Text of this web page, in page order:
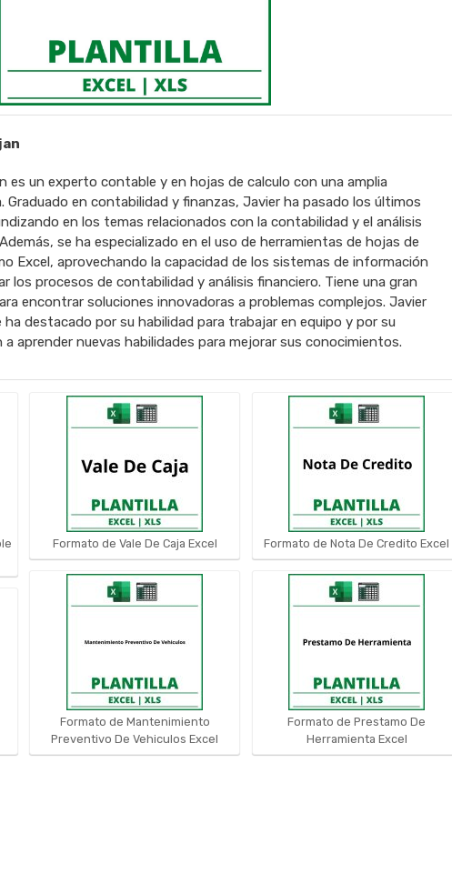
es un experto contable y en hojas de calculo con una amplia
Graduado en contabilidad y finanzas, Javier ha pasado los últimos
en los temas relacionados con la contabilidad y el análisis
se ha especializado en el uso de herramientas de hojas de
Excel, aprovechando la capacidad de los sistemas de información
los procesos de contabilidad y análisis financiero. Tiene una gran
encontrar soluciones innovadoras a problemas complejos. Javier
ha destacado por su habilidad para trabajar en equipo y por su
a aprender nuevas habilidades para mejorar sus conocimientos.
Formato de Vale De Caja Excel
Formato de Mantenimiento
Preventivo De Vehiculos Excel
Formato de Nota De Credito Excel
Formato de Prestamo De
Herramienta Excel